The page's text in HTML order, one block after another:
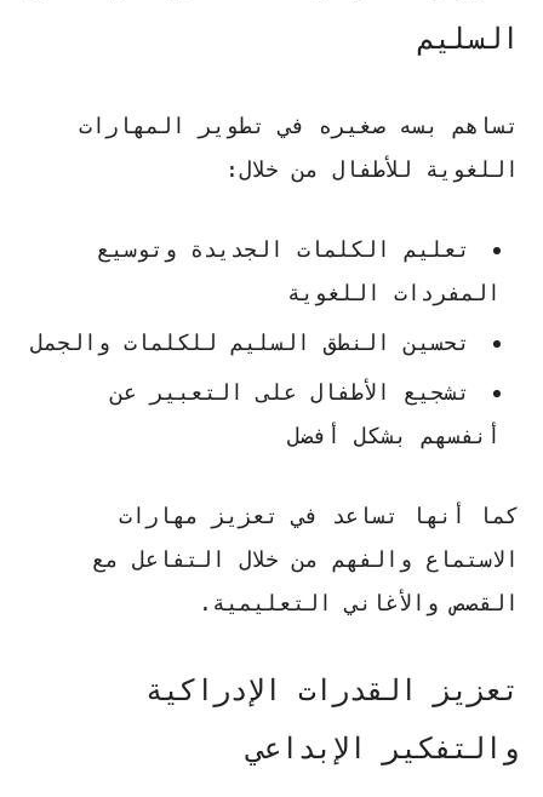
السليم
تساهم بسه صغيره في تطوير المهارات
اللغوية للأطفال من خلال:
تعليم الكلمات الجديدة وتوسيع
المفردات اللغوية
تحسين النطق السليم للكلمات والجمل
تشجيع الأطفال على التعبير عن
أنفسهم بشكل أفضل
كما أنها تساعد في تعزيز مهارات
الاستماع والفهم من خلال التفاعل مع
القصص والأغاني التعليمية.
تعزيز القدرات الإدراكية
والتفكير الإبداعي